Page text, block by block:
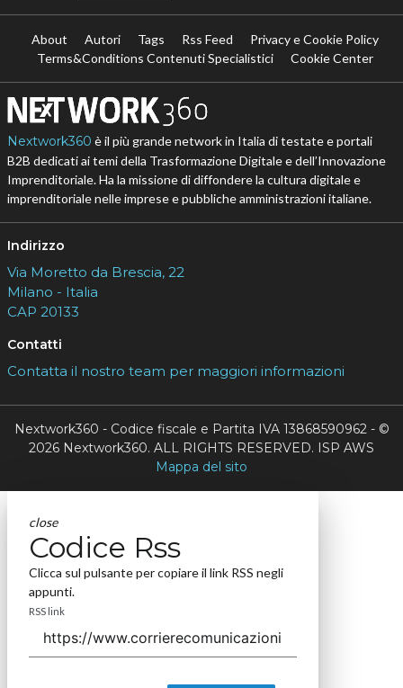
About Autori Tags Rss Feed
Privacy e Cookie Policy
Terms&Conditions Contenuti Specialistici
Cookie Center
Nextwork360 è il più grande network in Italia di testate e portali
B2B dedicati ai temi della Trasformazione Digitale e dell’Innovazione
Imprenditoriale. Ha la missione di diffondere la cultura digitale e
imprenditoriale nelle imprese e pubbliche amministrazioni italiane.
Indirizzo
Via Moretto da Brescia, 22
Milano - Italia
CAP 20133
Contatti
Contatta il nostro team per maggiori informazioni
Nextwork360 - Codice fiscale e Partita IVA 13868590962 - ©
2026 Nextwork360. ALL RIGHTS RESERVED. ISP AWS
Mappa del sito
close
Codice Rss
Clicca sul pulsante per copiare il link RSS negli
appunti.
RSS link